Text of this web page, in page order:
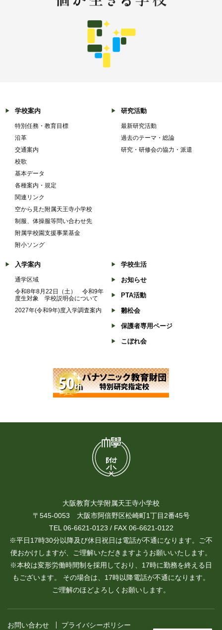
学校案内
特別任務・教育目標
沿革
交通案内
校歌
基本データ
各種案内・規定
関連リンク
空から見た附属天王寺小学校
制服、体操服等問い合わせ先
附属学校園支援事業基金
附小ソング
研究活動
最新研究活動
過去のテーマ・総論
研究・研修会の協力・派遣
入学案内
通学区域
令和8年8月22日（土） 令和9年
度生対象 学校説明会について
2027年(令和9年)度入学調査案内
学校生活
お知らせ
PTA活動
雛松会
保護者専用ページ
こぼれ会
大阪教育大学附属天王寺小学校
〒545-0053 大阪市阿倍野区松崎町1丁目2番45号
TEL 06-6621-0123 / FAX 06-6621-0122
※平日17時30分以降及び休日祝日は電話が不通になります。ご不
便おかけしますが、ご理解いただきますようお願いいたします。
※本校は変形労働時間制を採用しており、17時に勤務を終える日
もございます。 その場合は、17時以降電話が不通になります。
ご理解のほどよろしくお願いします。
お問い合わせ プライバシーポリシー